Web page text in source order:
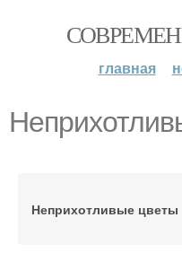
главная
Неприхотливые цветы